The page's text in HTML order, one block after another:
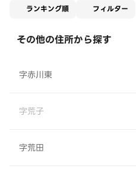
ランキング順 フィルター
その他の住所から探す
字赤川東
字荒子
字荒田